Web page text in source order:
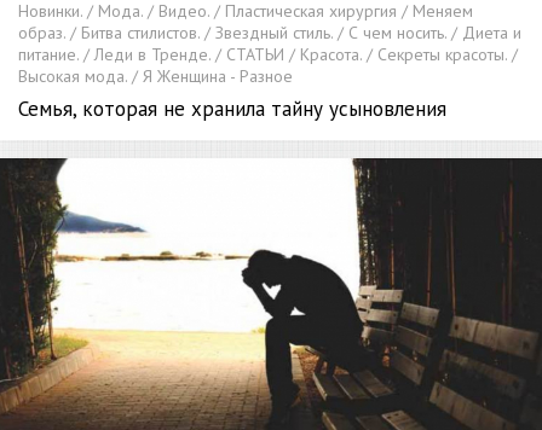
Новинки. / Мода. / Видео. / Пластическая хирургия / Меняем
образ. / Битва стилистов. / Звездный стиль. / С чем носить. / Диета и
питание. / Леди в Тренде. / СТАТЬИ / Красота. / Секреты красоты. /
Высокая мода. / Я Женщина - Разное
Семья, которая не хранила тайну усыновления